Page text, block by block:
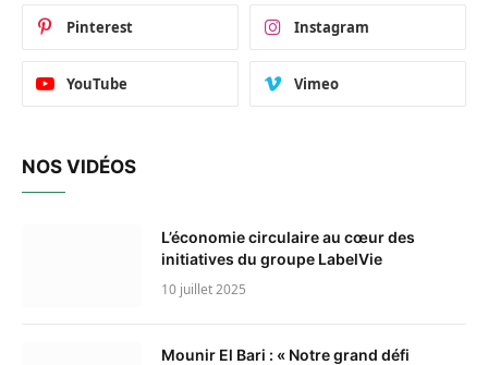
Pinterest Instagram
YouTube Vimeo
NOS VIDÉOS
L’économie circulaire au cœur des
initiatives du groupe LabelVie
10 juillet 2025
Mounir El Bari : « Notre grand défi